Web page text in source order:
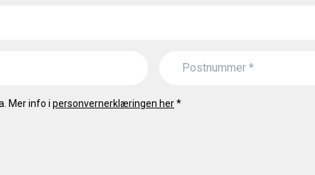
Mer info i personvernerklæringen her*